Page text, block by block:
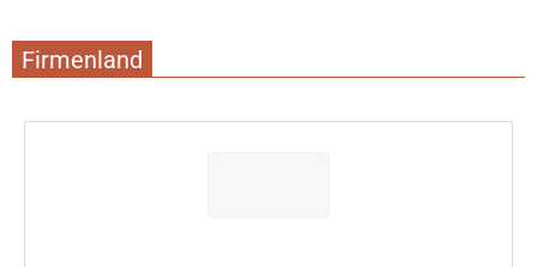
Firmenland